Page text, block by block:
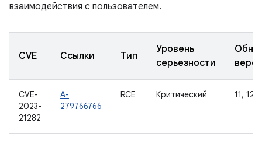
взаимодействия с пользователем.
CVE Ссылки Тип
Уровень
серьезности
CVE-
2023-
21282
A-
279766766
RCE Критический 11, 12,